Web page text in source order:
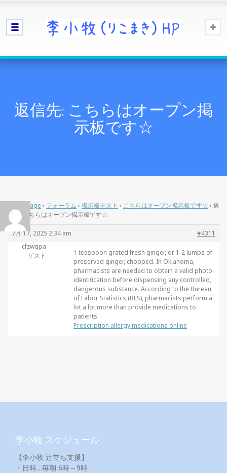
返信先: こちらはオープン掲
示板です☆
Home Page › フォーラム › 掲示板テスト › こちらはオープン掲示板です☆ › 返
信先: こちらはオープン掲示板です☆
7月 17, 2025 2:34 am
#4311
cfzwqpa
ゲスト
1 teaspoon grated fresh ginger, or 1-2 lumps of
preserved ginger, chopped. In Oklahoma,
pharmacists are needed to obtain a valid photo
identification before dispensing any controlled,
dangerous substance. According to the Bureau
of Labor Statistics (BLS), pharmacists perform a
lot a lot more than provide medications to
patients.
Prescription allergy medications online
李小牧 スケジュール
【李小牧 辻立ち支援】
・日時…毎朝 6時～9時